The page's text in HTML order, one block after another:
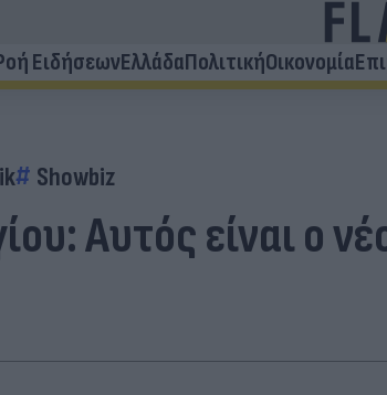
ΕιδήσεωνΕλλάδαΠολιτικήΟικονομία
Showbiz
Αυτός είναι ο